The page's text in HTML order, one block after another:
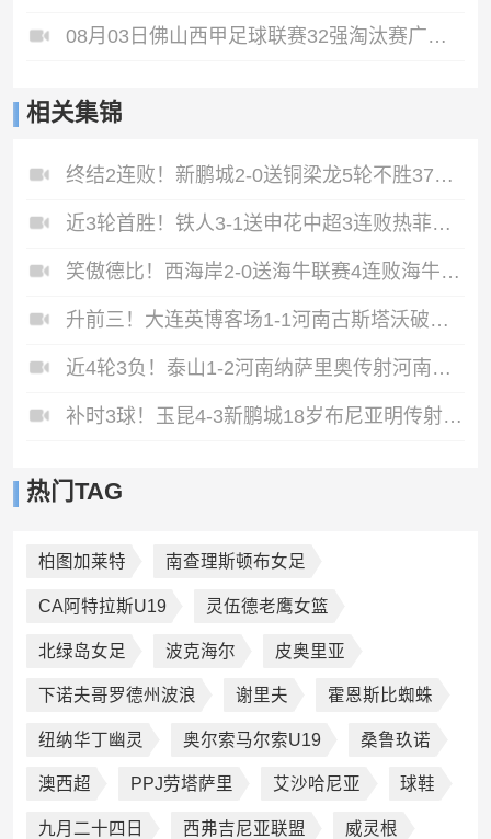
08月03日佛山西甲足球联赛32强淘汰赛广东凤铝VS湛江八部科技全场录像
相关集锦
终结2连败！新鹏城2-0送铜梁龙5轮不胜37岁姜至鹏破门韦斯利建功
近3轮首胜！铁人3-1送申花中超3连败热菲尼奥双响邦本宜裕传射
笑傲德比！西海岸2-0送海牛联赛4连败海牛仍垫底西海岸升至第二
升前三！大连英博客场1-1河南古斯塔沃破门19岁杨铭锐替补扳平
近4轮3负！泰山1-2河南纳萨里奥传射河南终结17年客场不胜泰山
补时3球！玉昆4-3新鹏城18岁布尼亚明传射侯永永乌龙卡约绝杀
热门TAG
柏图加莱特 南查理斯顿布女足
CA阿特拉斯U19 灵伍德老鹰女篮
北绿岛女足 波克海尔 皮奥里亚
下诺夫哥罗德州波浪 谢里夫 霍恩斯比蜘蛛
纽纳华丁幽灵 奥尔索马尔索U19 桑鲁玖诺
澳西超 PPJ劳塔萨里 艾沙哈尼亚 球鞋
九月二十四日 西弗吉尼亚联盟 威灵根